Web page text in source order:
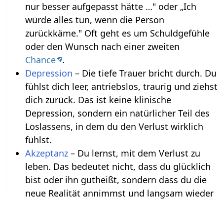
nur besser aufgepasst hätte …" oder „Ich
würde alles tun, wenn die Person
zurückkäme." Oft geht es um Schuldgefühle
oder den Wunsch nach einer zweiten
Chance .
Depression – Die tiefe Trauer bricht durch. Du
fühlst dich leer, antriebslos, traurig und ziehst
dich zurück. Das ist keine klinische
Depression, sondern ein natürlicher Teil des
Loslassens, in dem du den Verlust wirklich
fühlst.
Akzeptanz– Du lernst, mit dem Verlust zu
leben. Das bedeutet nicht, dass du glücklich
bist oder ihn gutheißt, sondern dass du die
neue Realität annimmst und langsam wieder